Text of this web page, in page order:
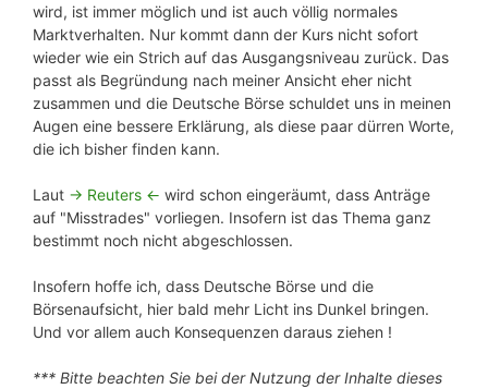
wird, ist immer möglich und ist auch völlig normales
Marktverhalten. Nur kommt dann der Kurs nicht sofort
wieder wie ein Strich auf das Ausgangsniveau zurück. Das
passt als Begründung nach meiner Ansicht eher nicht
zusammen und die Deutsche Börse schuldet uns in meinen
Augen eine bessere Erklärung, als diese paar dürren Worte,
die ich bisher finden kann.
Laut -> Reuters <- wird schon eingeräumt, dass Anträge
auf "Misstrades" vorliegen. Insofern ist das Thema ganz
bestimmt noch nicht abgeschlossen.
Insofern hoffe ich, dass Deutsche Börse und die
Börsenaufsicht, hier bald mehr Licht ins Dunkel bringen.
Und vor allem auch Konsequenzen daraus ziehen !
*** Bitte beachten Sie bei der Nutzung der Inhalte dieses